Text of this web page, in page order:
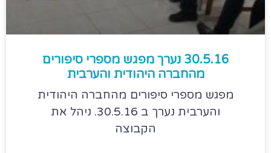
30.5.16 נערך מפגש מספרי סיפורים
מהחברה היהודית והערבית
מפגש מספרי סיפורים מהחברה היהודית
והערבית נערך ב 30.5.16. ניהל את
הקבוצה